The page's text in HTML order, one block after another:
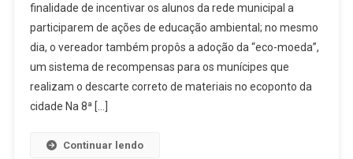
E
“Programa
finalidade de incentivar os alunos da rede municipal a
participarem de ações de educação ambiental; no mesmo
dia, o vereador também propôs a adoção da “eco-moeda”,
um sistema de recompensas para os munícipes que
realizam o descarte correto de materiais no ecoponto da
cidade Na 8ª […]
Continuar lendo